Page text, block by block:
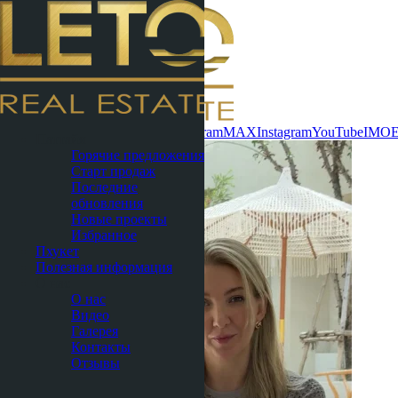
TelegramMAXInstagramYouTubeIMO
Горячие предложения
Старт продаж
Последние
обновления
Новые проекты
Избранное
Пхукет
Полезная информация
О нас
Видео
Галерея
Контакты
Отзывы